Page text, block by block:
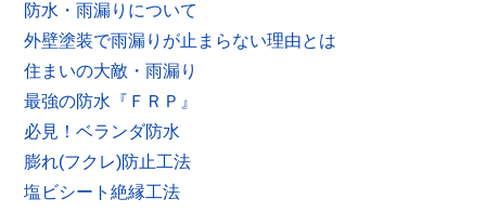
防水・雨漏りについて
外壁塗装で雨漏りが止まらない理由とは
住まいの大敵・雨漏り
最強の防水『ＦＲＰ』
必見！ベランダ防水
膨れ(フクレ)防止工法
塩ビシート絶縁工法